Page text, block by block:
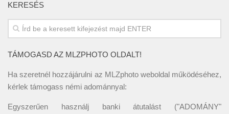
KERESÉS
TÁMOGASD AZ MLZPHOTO OLDALT!
Ha szeretnél hozzájárulni az MLZphoto weboldal működéséhez,
kérlek támogass némi adománnyal:
Egyszerűen használj banki átutalást ("ADOMÁNY"